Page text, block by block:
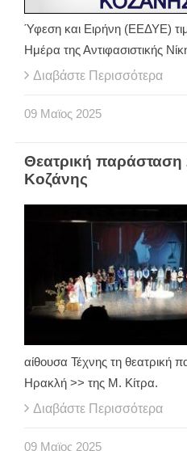
Ύφεση και Ειρήνη (ΕΕΔΥΕ)
Ημέρα της Αντιφασιστικής
Διαβάστε Περισσότερα
09 Μαϊος 2025
Θεατρική παράσταση
Κοζάνης
αίθουσα Τέχνης τη θεατρική
Ηρακλή >> της Μ. Κίτρα.
Διαβάστε Περισσότερα
09 Μαϊος 2025